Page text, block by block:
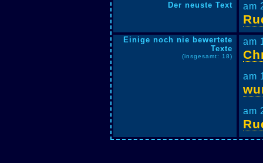
Der neuste Text am
Einige noch nie bewertete
Texte
(insgesamt: 18)
am
am
am